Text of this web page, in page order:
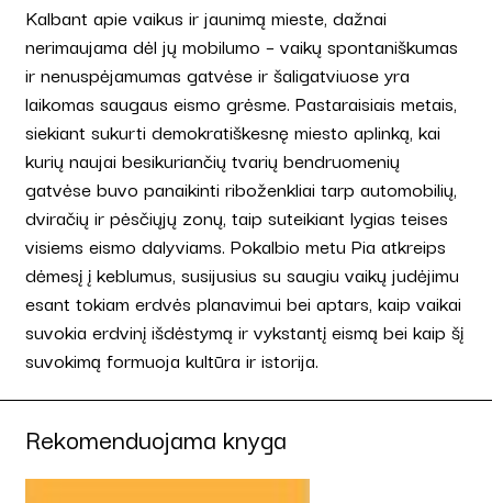
Kalbant apie vaikus ir jaunimą mieste, dažnai
nerimaujama dėl jų mobilumo – vaikų spontaniškumas
ir nenuspėjamumas gatvėse ir šaligatviuose yra
laikomas saugaus eismo grėsme. Pastaraisiais metais,
siekiant sukurti demokratiškesnę miesto aplinką, kai
kurių naujai besikuriančių tvarių bendruomenių
gatvėse buvo panaikinti riboženkliai tarp automobilių,
dviračių ir pėsčiųjų zonų, taip suteikiant lygias teises
visiems eismo dalyviams. Pokalbio metu Pia atkreips
dėmesį į keblumus, susijusius su saugiu vaikų judėjimu
esant tokiam erdvės planavimui bei aptars, kaip vaikai
suvokia erdvinį išdėstymą ir vykstantį eismą bei kaip šį
suvokimą formuoja kultūra ir istorija.
Rekomenduojama knyga